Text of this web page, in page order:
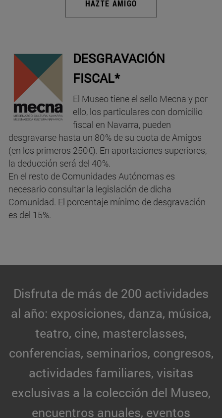
HAZTE AMIGO
DESGRAVACIÓN
FISCAL*
El Museo tiene el sello Mecna y por
ello, los particulares con domicilio
fiscal en Navarra, pueden
desgravarse hasta un 80% de su cuota de Amigos
(en los primeros 250€). En aportaciones superiores,
la deducción será del 40%.
En el resto de Comunidades Autónomas es
necesario consultar la legislación de dicha
Comunidad. El porcentaje mínimo de desgravación
es del 15%.
Disfruta de más de 200 actividades
al año: exposiciones, danza, música,
teatro, cine, masterclasses,
conferencias, seminarios, congresos,
actividades familiares, visitas
exclusivas a la colección del Museo,
encuentros anuales, eventos